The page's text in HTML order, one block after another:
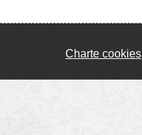
Charte cookies